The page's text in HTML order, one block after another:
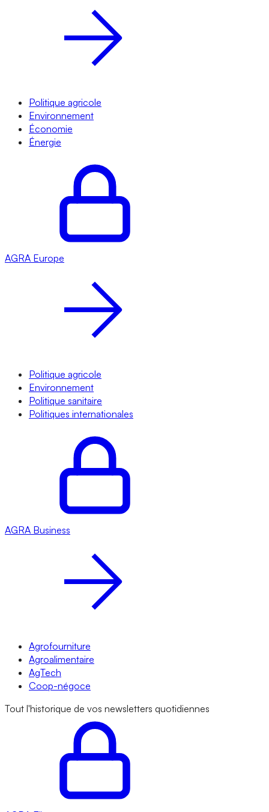
Politique agricole
Environnement
Économie
Énergie
AGRA Europe
Politique agricole
Environnement
Politique sanitaire
Politiques internationales
AGRA Business
Agrofourniture
Agroalimentaire
AgTech
Coop-négoce
Tout l'historique de vos newsletters quotidiennes